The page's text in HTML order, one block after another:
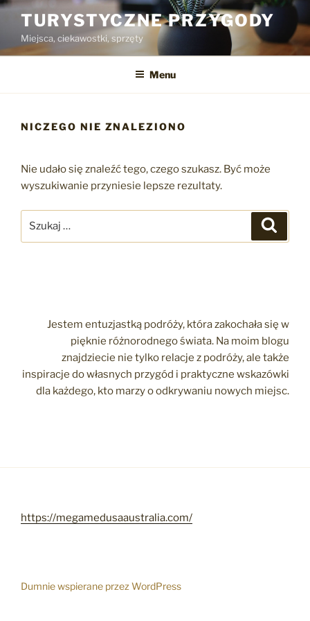
Przejdź
treści
TURYSTYCZNE PRZYGODY
Miejsca, ciekawostki, sprzęty
Menu
NICZEGO NIE ZNALEZIONO
Nie udało się znaleźć tego, czego szukasz. Być może
wyszukiwanie przyniesie lepsze rezultaty.
Jestem entuzjastką podróży, która zakochała się w
pięknie różnorodnego świata. Na moim blogu
znajdziecie nie tylko relacje z podróży, ale także
inspiracje do własnych przygód i praktyczne wskazówki
dla każdego, kto marzy o odkrywaniu nowych miejsc.
https://megamedusaaustralia.com/
Dumnie wspierane przez WordPress